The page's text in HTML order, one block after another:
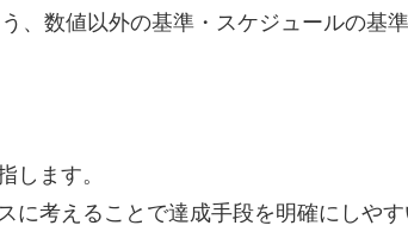
、数値以外の基準・スケジュールの基
します。
に考えることで達成手段を明確にしやす